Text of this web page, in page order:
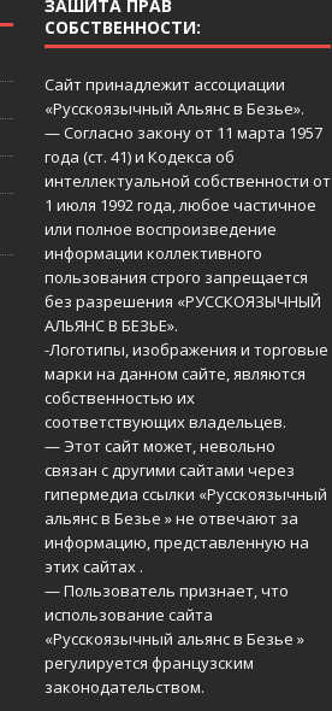
ЗАШИТА ПРАВ
СОБСТВЕННОСТИ:
Сайт принадлежит ассоциации
«Русскоязычный Aльянс в Безье».
— Согласно закону от 11 марта 1957
года (ст. 41) и Кодекса об
интеллектуальной собственности от
1 июля 1992 года, любое частичное
или полное воспроизведение
информации коллективного
пользования строго запрещается
без разрешения «РУССКОЯЗЫЧНЫЙ
АЛЬЯНС В БЕЗЬЕ».
-Логотипы, изображения и торговые
марки на данном сайте, являются
собственностью их
соответствующих владельцев.
— Этот сайт может, невольно
связан с другими сайтами через
гипермедиа ссылки «Русскоязычный
альянс в Безье » не отвечают за
информацию, представленную на
этих сайтах .
— Пользователь признает, что
использование сайта
«Русскоязычный альянс в Безье »
регулируется французским
законодательством.